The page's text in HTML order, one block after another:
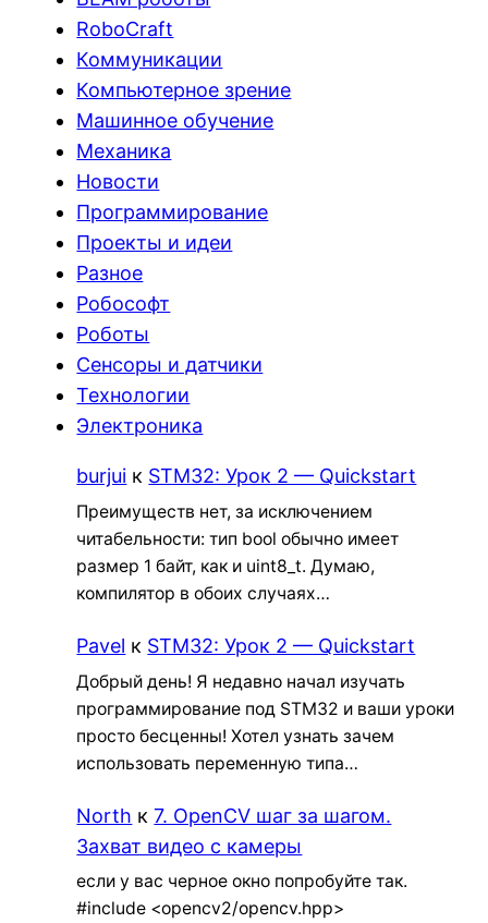
RoboCraft
Коммуникации
Компьютерное зрение
Машинное обучение
Механика
Новости
Программирование
Проекты и идеи
Разное
Робософт
Роботы
Сенсоры и датчики
Технологии
Электроника
burjui к STM32: Урок 2 — Quickstart
Преимуществ нет, за исключением
читабельности: тип bool обычно имеет
размер 1 байт, как и uint8_t. Думаю,
компилятор в обоих случаях…
Pavel к STM32: Урок 2 — Quickstart
Добрый день! Я недавно начал изучать
программирование под STM32 и ваши уроки
просто бесценны! Хотел узнать зачем
использовать переменную типа…
North к7. OpenCV шаг за шагом.
Захват видео с камеры
если у вас черное окно попробуйте так.
#include <opencv2/opencv.hpp>